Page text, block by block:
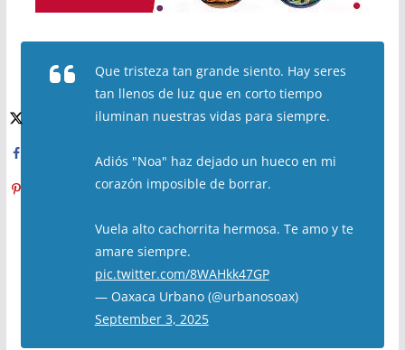
Que tristeza tan grande siento. Hay seres
tan llenos de luz que en corto tiempo
iluminan nuestras vidas para siempre.
Adiós "Noa" haz dejado un hueco en mi
corazón imposible de borrar.
Vuela alto cachorrita hermosa. Te amo y te
amare siempre.
pic.twitter.com/8WAHkk47GP
— Oaxaca Urbano (@urbanosoax)
September 3, 2025